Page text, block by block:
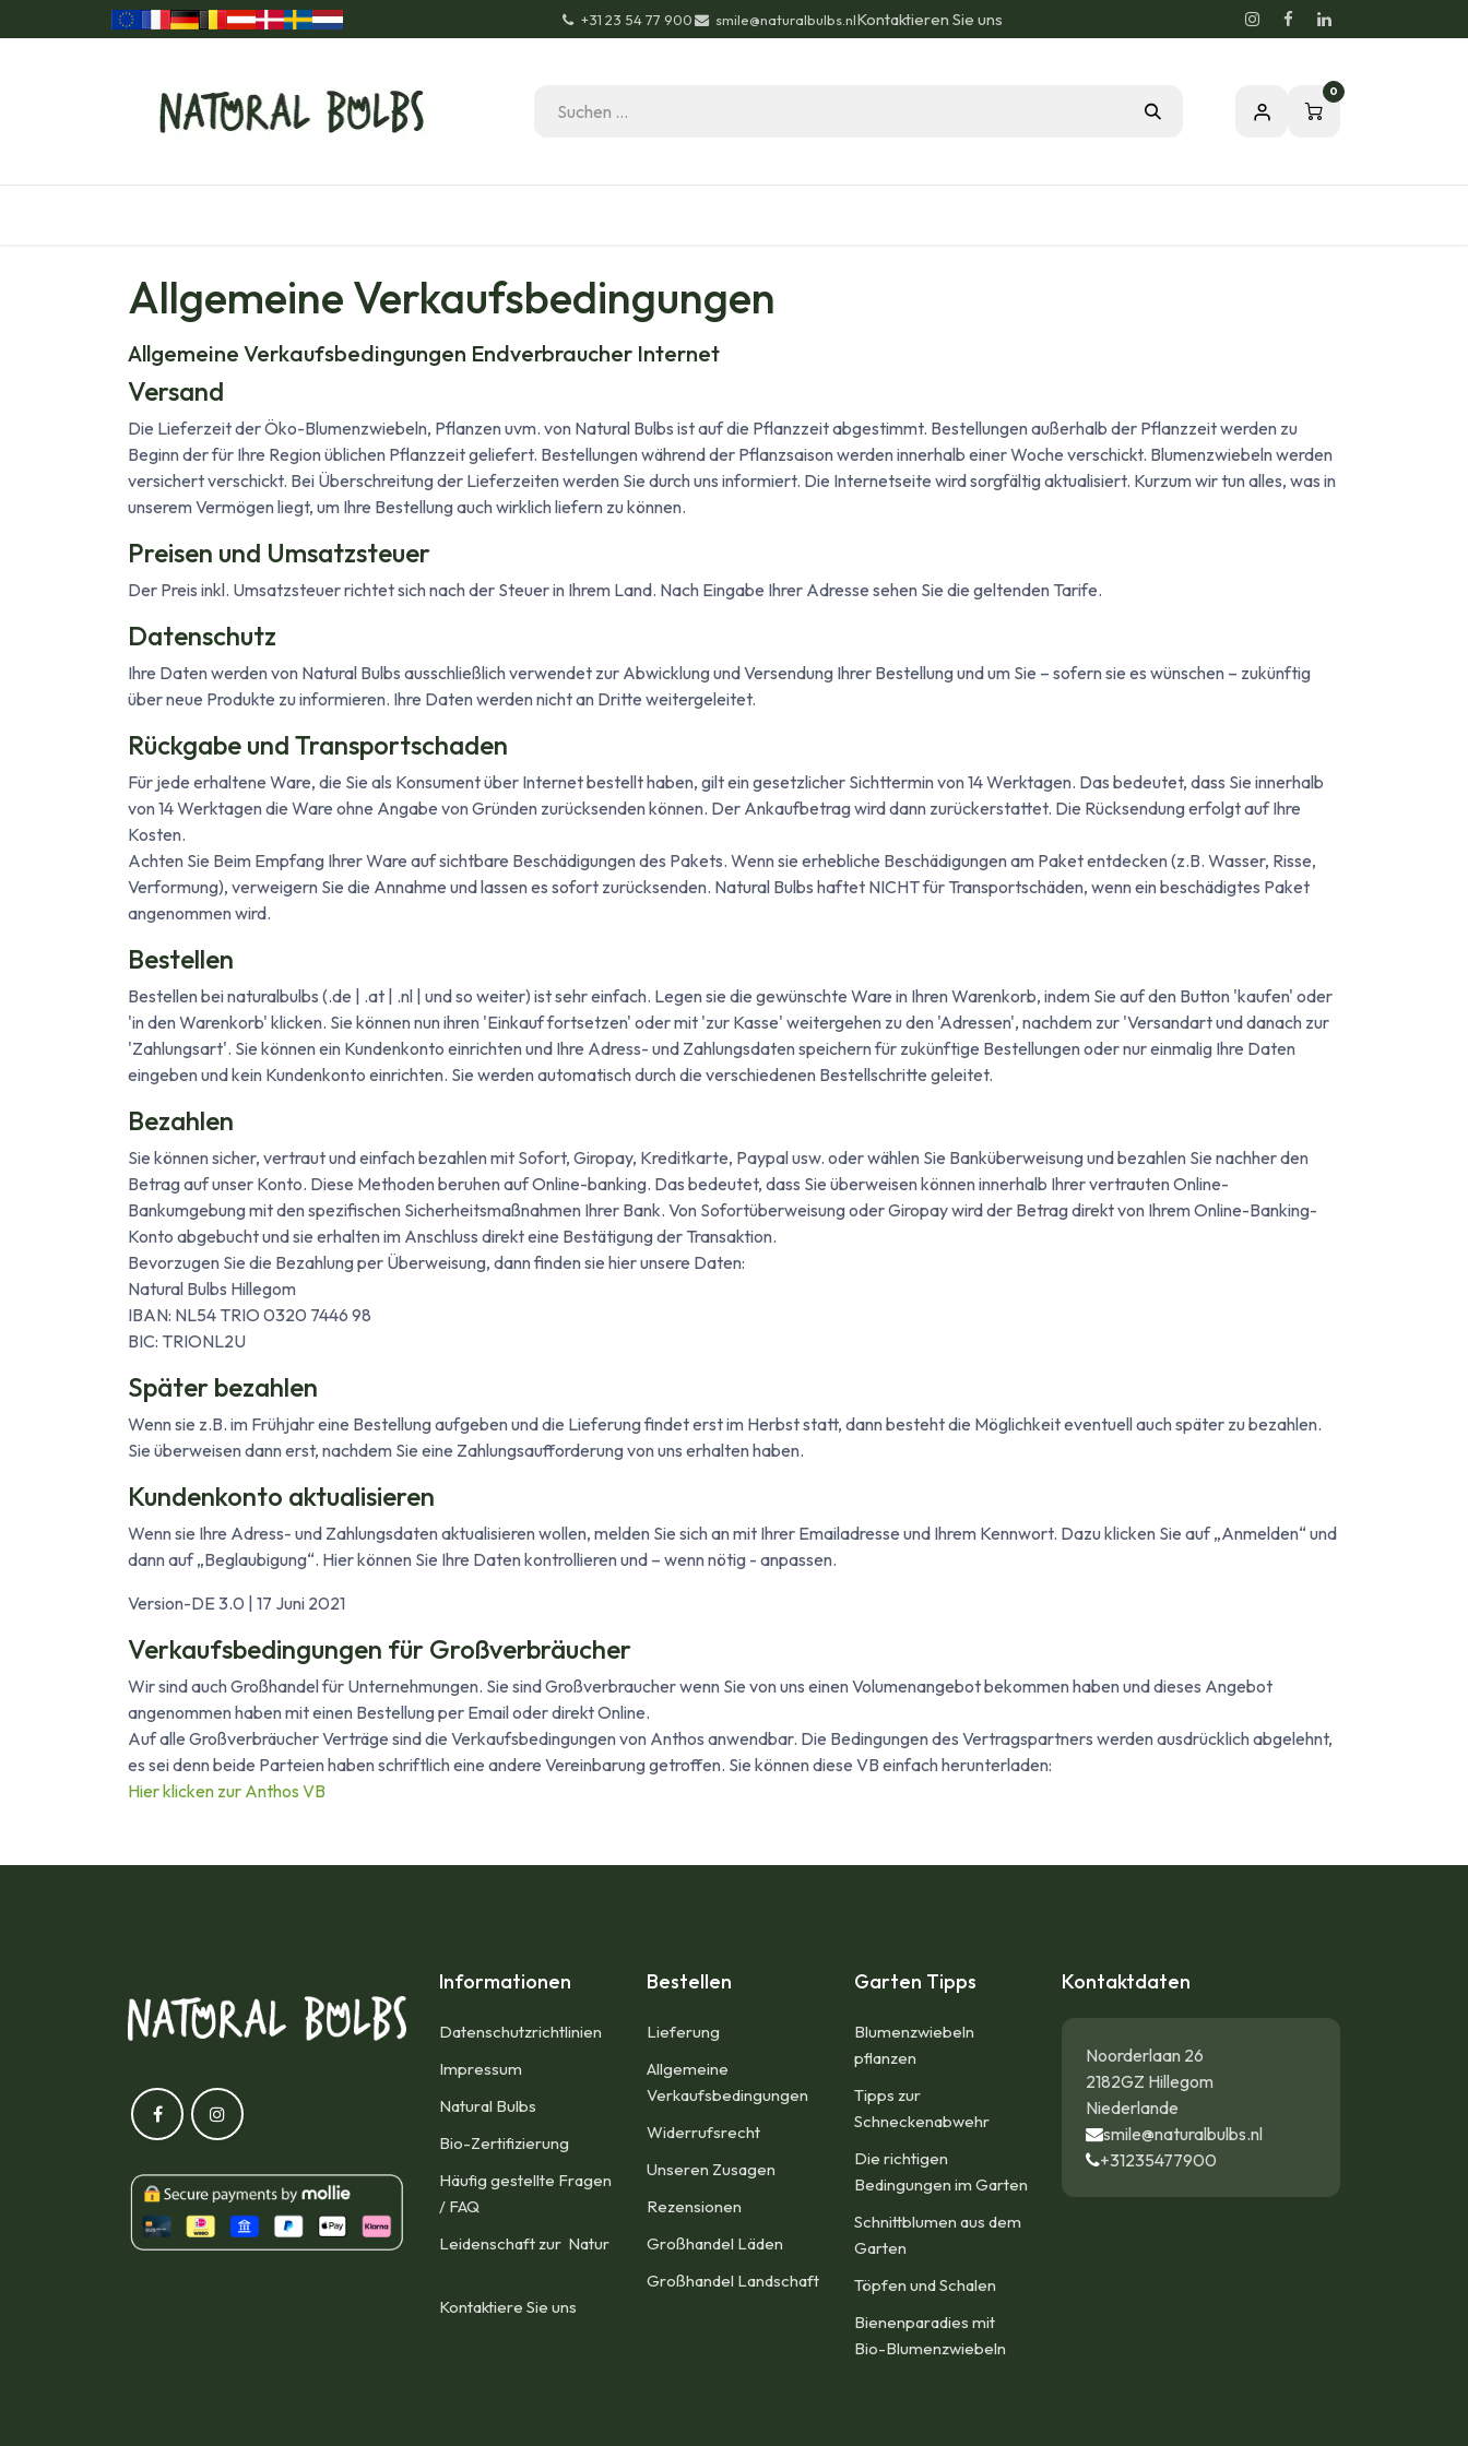
Zum Inhalt springen +31 23 54 77 900 smile@naturalbulbs.nlKontaktieren Sie uns
0
Allgemeine Verkaufsbedingungen
Allgemeine Verkaufsbedingungen Endverbraucher Internet
Versand
Die Lieferzeit der Öko-Blumenzwiebeln, Pflanzen uvm. von Natural Bulbs ist auf die Pflanzzeit abgestimmt. Bestellungen außerhalb der Pflanzzeit werden zu
Beginn der für Ihre Region üblichen Pflanzzeit geliefert. Bestellungen während der Pflanzsaison werden innerhalb einer Woche verschickt. Blumenzwiebeln werden
versichert verschickt. Bei Überschreitung der Lieferzeiten werden Sie durch uns informiert. Die Internetseite wird sorgfältig aktualisiert. Kurzum wir tun alles, was in
unserem Vermögen liegt, um Ihre Bestellung auch wirklich liefern zu können.
Preisen und Umsatzsteuer
Der Preis inkl. Umsatzsteuer richtet sich nach der Steuer in Ihrem Land. Nach Eingabe Ihrer Adresse sehen Sie die geltenden Tarife.
Datenschutz
Ihre Daten werden von Natural Bulbs ausschließlich verwendet zur Abwicklung und Versendung Ihrer Bestellung und um Sie – sofern sie es wünschen – zukünftig
über neue Produkte zu informieren. Ihre Daten werden nicht an Dritte weitergeleitet.
Rückgabe und Transportschaden
Für jede erhaltene Ware, die Sie als Konsument über Internet bestellt haben, gilt ein gesetzlicher Sichttermin von 14 Werktagen. Das bedeutet, dass Sie innerhalb
von 14 Werktagen die Ware ohne Angabe von Gründen zurücksenden können. Der Ankaufbetrag wird dann zurückerstattet. Die Rücksendung erfolgt auf Ihre
Kosten.
Achten Sie Beim Empfang Ihrer Ware auf sichtbare Beschädigungen des Pakets. Wenn sie erhebliche Beschädigungen am Paket entdecken (z.B. Wasser, Risse,
Verformung), verweigern Sie die Annahme und lassen es sofort zurücksenden. Natural Bulbs haftet NICHT für Transportschäden, wenn ein beschädigtes Paket
angenommen wird.​
Bestellen
Bestellen bei naturalbulbs (.de | .at | .nl | und so weiter) ist sehr einfach. Legen sie die gewünschte Ware in Ihren Warenkorb, indem Sie auf den Button 'kaufen' oder
'in den Warenkorb' klicken. Sie können nun ihren 'Einkauf fortsetzen' oder mit 'zur Kasse' weitergehen zu den 'Adressen', nachdem zur 'Versandart und danach zur
'Zahlungsart'. Sie können ein Kundenkonto einrichten und Ihre Adress- und Zahlungsdaten speichern für zukünftige Bestellungen oder nur einmalig Ihre Daten
eingeben und kein Kundenkonto einrichten. Sie werden automatisch durch die verschiedenen Bestellschritte geleitet.
Bezahlen
Sie können sicher, vertraut und einfach bezahlen mit Sofort, Giropay, Kreditkarte, Paypal usw. oder wählen Sie Banküberweisung und bezahlen Sie nachher den
Betrag auf unser Konto. Diese Methoden beruhen auf Online-banking. Das bedeutet, dass Sie überweisen können innerhalb Ihrer vertrauten Online-
Bankumgebung mit den spezifischen Sicherheitsmaßnahmen Ihrer Bank. Von Sofortüberweisung oder Giropay wird der Betrag direkt von Ihrem Online-Banking-
Konto abgebucht und sie erhalten im Anschluss direkt eine Bestätigung der Transaktion.
Bevorzugen Sie die Bezahlung per Überweisung, dann finden sie hier unsere Daten:
Natural Bulbs Hillegom
IBAN: NL54 TRIO 0320 7446 98
BIC: TRIONL2U
Später bezahlen
Wenn sie z.B. im Frühjahr eine Bestellung aufgeben und die Lieferung findet erst im Herbst statt, dann besteht die Möglichkeit eventuell auch später zu bezahlen.
Sie überweisen dann erst, nachdem Sie eine Zahlungsaufforderung von uns erhalten haben.
Kundenkonto aktualisieren
Wenn sie Ihre Adress- und Zahlungsdaten aktualisieren wollen, melden Sie sich an mit Ihrer Emailadresse und Ihrem Kennwort. Dazu klicken Sie auf „Anmelden“ und
dann auf „Beglaubigung“. Hier können Sie Ihre Daten kontrollieren und – wenn nötig - anpassen.
Version-DE 3.0 | 17 Juni 2021
Verkaufsbedingungen für Großverbräucher
Wir sind auch Großhandel für Unternehmungen. Sie sind Großverbraucher wenn Sie von uns einen Volumenangebot bekommen haben und dieses Angebot
angenommen haben mit einen Bestellung per Email oder direkt Online.
Auf alle Großverbräucher Verträge sind die Verkaufsbedingungen von Anthos anwendbar. Die Bedingungen des Vertragspartners werden ausdrücklich abgelehnt,
es sei denn beide Parteien haben schriftlich eine andere Vereinbarung getroffen. Sie können diese VB einfach herunterladen:
Hier klicken zur Anthos VB
Informationen
Datenschutzrichtlinien
Impressum​
Natural Bulbs
Bio-Zertifizierung
Häufig gestellte Fragen
/ FAQ
Leidenschaft zur Natur
Kontaktiere Sie uns
Bestellen
Lieferung
Allgemeine
Verkaufsbedingungen​
Widerrufsrecht
Unseren Zusagen
Rezensionen​
Großhandel Läden
Großhandel Landschaft
Garten Tipps
Blumenzwiebeln
pflanzen
Tipps zur
Schneckenabwehr
Die richtigen
Bedingungen im Garten
Schnittblumen aus dem
Garten
Töpfen und Schalen
Bienenparadies mit
Bio-Blumenzwiebeln
Kontaktdaten
Noorderlaan 26
2182GZ Hillegom
Niederlande
smile@naturalbulbs.nl
+31235477900